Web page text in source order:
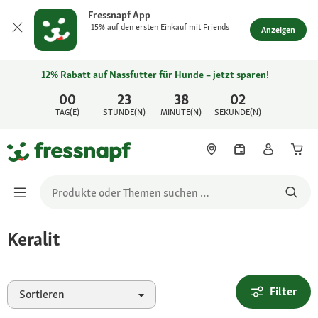
Fressnapf App
-15% auf den ersten Einkauf mit Friends Anzeigen
00
TAG(E)
23
STUNDE(N)
38
MINUTE(N)
02
SEKUNDE(N)
12% Rabatt auf Nassfutter für Hunde – jetztsparen!
Keralit
Sortieren Filter